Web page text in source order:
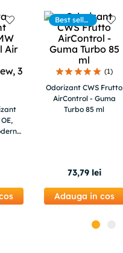
Best seller
s
(1)
Odorizant CWS Frutto
AirControl - Guma
Turbo 85 ml
73,79 lei
Adauga in cos